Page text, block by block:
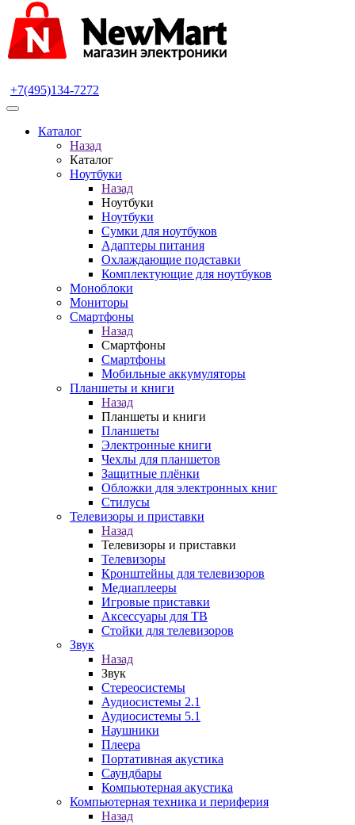
+7(495)134-7272
Каталог
Назад
Каталог
Ноутбуки
Назад
Ноутбуки
Ноутбуки
Сумки для ноутбуков
Адаптеры питания
Охлаждающие подставки
Комплектующие для ноутбуков
Моноблоки
Мониторы
Смартфоны
Назад
Смартфоны
Смартфоны
Мобильные аккумуляторы
Планшеты и книги
Назад
Планшеты и книги
Планшеты
Электронные книги
Чехлы для планшетов
Защитные плёнки
Обложки для электронных книг
Стилусы
Телевизоры и приставки
Назад
Телевизоры и приставки
Телевизоры
Кронштейны для телевизоров
Медиаплееры
Игровые приставки
Аксессуары для ТВ
Стойки для телевизоров
Звук
Назад
Звук
Стереосистемы
Аудиосистемы 2.1
Аудиосистемы 5.1
Наушники
Плеера
Портативная акустика
Саундбары
Компьютерная акустика
Компьютерная техника и периферия
Назад